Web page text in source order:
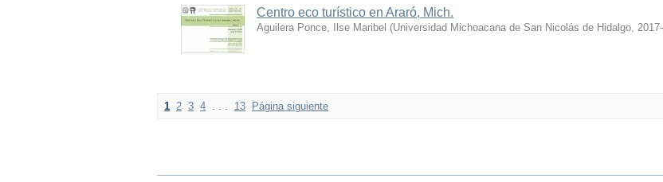
Centro eco turístico en Araró, Mich.
Aguilera Ponce, Ilse Maribel (Universidad Michoacana de San Nicolás de Hidalgo,
1 2 3 4 . . . 13 Página siguiente